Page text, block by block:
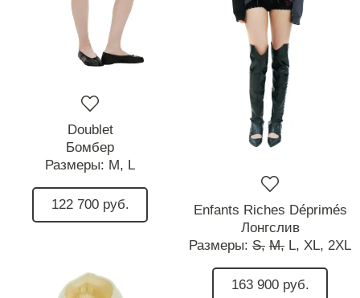
Doublet
Бомбер
Размеры: M, L
122 700 руб.
Enfants Riches Déprimés
Лонгслив
Размеры: S, M, L, XL, 2XL
163 900 руб.